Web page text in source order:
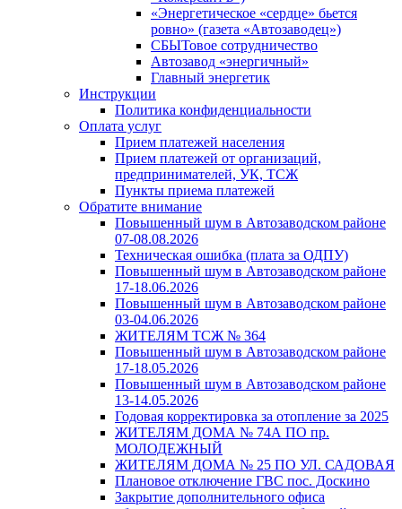
«Энергетическое «сердце» бьется
ровно» (газета «Автозаводец»)
СБЫТовое сотрудничество
Автозавод «энергичный»
Главный энергетик
Инструкции
Политика конфиденциальности
Оплата услуг
Прием платежей населения
Прием платежей от организаций,
предпринимателей, УК, ТСЖ
Пункты приема платежей
Обратите внимание
Повышенный шум в Автозаводском районе
07-08.08.2026
Техническая ошибка (плата за ОДПУ)
Повышенный шум в Автозаводском районе
17-18.06.2026
Повышенный шум в Автозаводском районе
03-04.06.2026
ЖИТЕЛЯМ ТСЖ № 364
Повышенный шум в Автозаводском районе
17-18.05.2026
Повышенный шум в Автозаводском районе
13-14.05.2026
Годовая корректировка за отопление за 2025
ЖИТЕЛЯМ ДОМА № 74А ПО пр.
МОЛОДЕЖНЫЙ
ЖИТЕЛЯМ ДОМА № 25 ПО УЛ. САДОВАЯ
Плановое отключение ГВС пос. Доскино
Закрытие дополнительного офиса